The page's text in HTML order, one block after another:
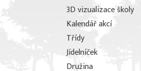
3D vizualizace školy
Kalendář akcí
Třídy
Jídelníček
Družina